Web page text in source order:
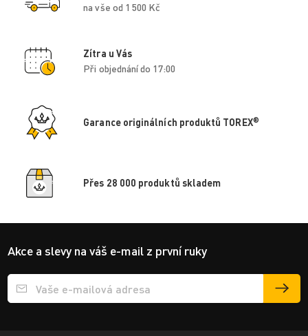
na vše od 1 500 Kč
Zítra u Vás
Při objednání do 17:00
Garance originálních produktů TOREX®
Přes 28 000 produktů skladem
Akce a slevy na váš e-mail z první ruky
Přihlášení e-mailu k odběru